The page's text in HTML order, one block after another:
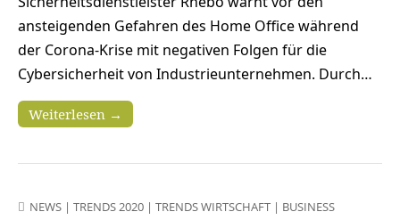
ansteigenden Gefahren des Home Office während
der Corona-Krise mit negativen Folgen für die
Cybersicherheit von Industrieunternehmen. Durch…
Weiterlesen →
NEWS | TRENDS 2020 | TRENDS WIRTSCHAFT | BUSINESS